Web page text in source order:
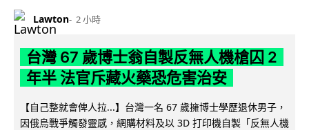
Lawton 2 小時
台灣 67 歲博士翁自製反無人機槍囚 2
年半 法官斥藏火藥恐危害治安
【自己整就會俾人拉...】台灣一名 67 歲擁博士學歷退休男子，
因俄烏戰爭觸發靈感，網購材料及以 3D 打印機自製「反無人機